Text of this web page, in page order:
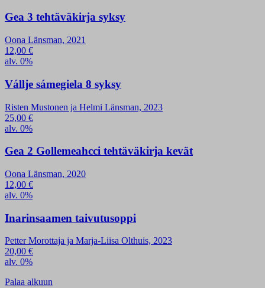
Gea 3 tehtäväkirja syksy
Oona Länsman, 2021
12,00 €
alv. 0%
Vállje sámegiela 8 syksy
Risten Mustonen ja Helmi Länsman, 2023
25,00 €
alv. 0%
Gea 2 Gollemeahcci tehtäväkirja kevät
Oona Länsman, 2020
12,00 €
alv. 0%
Inarinsaamen taivutusoppi
Petter Morottaja ja Marja-Liisa Olthuis, 2023
20,00 €
alv. 0%
Palaa alkuun